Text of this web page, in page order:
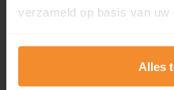
verzameld op basis van uw
Alles
Type